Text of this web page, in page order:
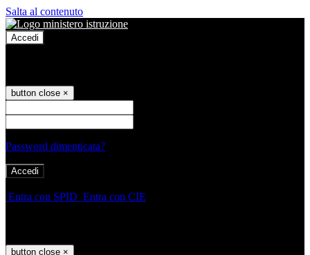
Salta al contenuto
Accedi
button close ×
Password dimenticata?
Entra con SPID Entra con CIE
button close ×